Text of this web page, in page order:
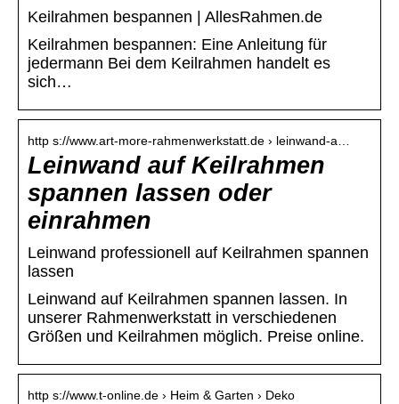
Keilrahmen bespannen | AllesRahmen.de
Keilrahmen bespannen: Eine Anleitung für
jedermann Bei dem Keilrahmen handelt es
sich…
http s://www.art-more-rahmenwerkstatt.de › leinwand-a…
Leinwand auf Keilrahmen
spannen lassen oder
einrahmen
Leinwand professionell auf Keilrahmen spannen
lassen
Leinwand auf Keilrahmen spannen lassen. In
unserer Rahmenwerkstatt in verschiedenen
Größen und Keilrahmen möglich. Preise online.
http s://www.t-online.de › Heim & Garten › Deko